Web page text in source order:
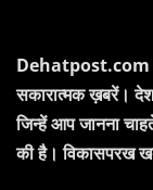
Dehatpost.com
सकारात्मक ख़बरें।
जिन्हें आप जानना
की है। विकासपरख